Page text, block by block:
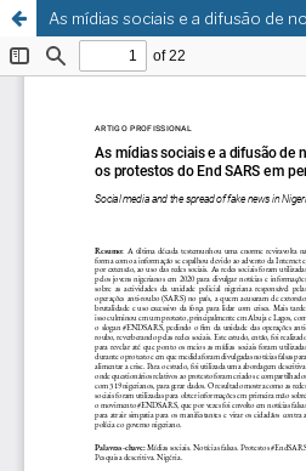
As mídias sociais e a difusão de